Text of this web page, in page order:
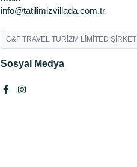
info@tatilimizvillada.com.tr
C&F TRAVEL TURİZM LİMİTED ŞİRKETİ
Sosyal Medya